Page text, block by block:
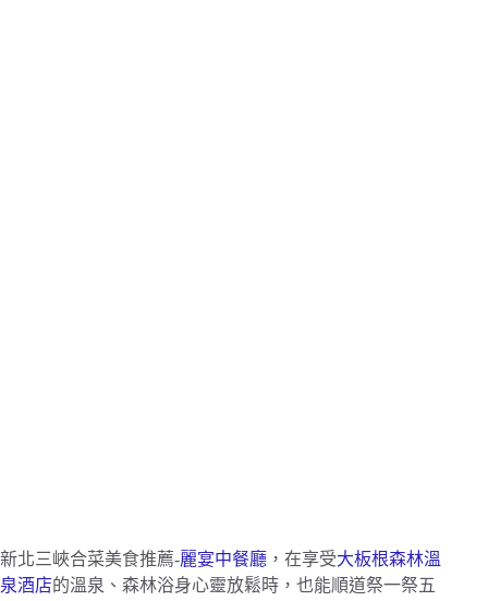
新北三峽合菜美食推薦-麗宴中餐廳 ，在享受大板根森林溫
泉酒店的溫泉、森林浴身心靈放鬆時，也能順道祭一祭五